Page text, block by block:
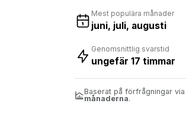
Mest populära månader
juni, juli, augusti
Genomsnittlig svarstid
ungefär 17 timmar
Baserat på förfrågningar
månaderna.